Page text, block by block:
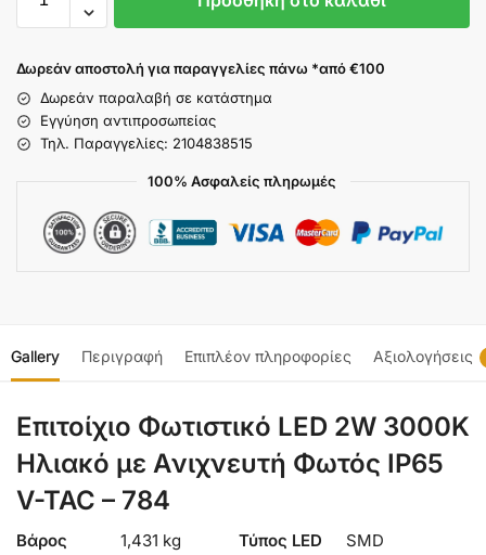
Δωρεάν αποστολή για παραγγελίες πάνω *από €100
Δωρεάν παραλαβή σε κατάστημα
Εγγύηση αντιπροσωπείας
Τηλ. Παραγγελίες: 2104838515
100% Ασφαλείς πληρωμές
Gallery Περιγραφή Επιπλέον πληροφορίες Αξιολογήσεις
Επιτοίχιο Φωτιστικό LED 2W 3000K
Ηλιακό με Aνιχνευτή Φωτός IP65
V-TAC – 784
Βάρος 1,431 kg Τύπος LED
SMD